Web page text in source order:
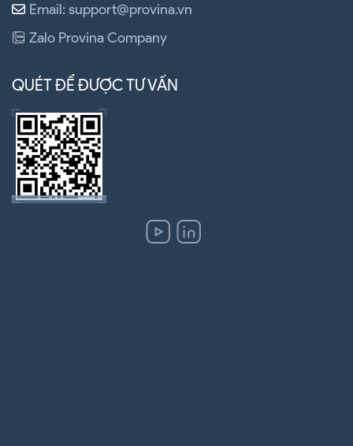
Email: support@provina.vn
Zalo Provina Company
QUÉT ĐỂ ĐƯỢC TƯ VẤN